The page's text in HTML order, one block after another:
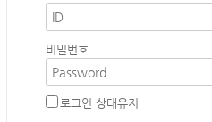
비밀번호
로그인 상태유지